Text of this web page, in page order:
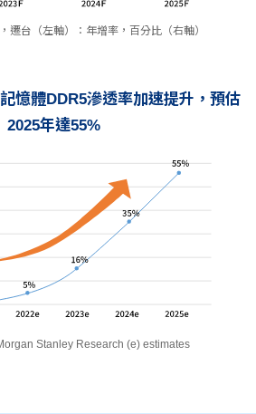
遷台（左軸）：年增率，百分比（右軸）
憶體DDR5滲透率加速提升，預估
2025年達55%
Stanley Research (e) estimates